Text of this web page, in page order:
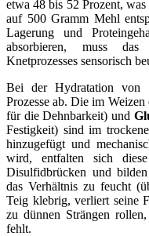
etwa 48 bis 52 Prozent,
auf 500 Gramm Mehl
Lagerung und
absorbieren, muss
Knetprozesses sensorisch
Bei der Hydratation von
Prozesse ab. Die im Weizen
für die Dehnbarkeit) und
Festigkeit) sind im
hinzugefügt und
wird, entfalten sich
Disulfidbrücken und
das Verhältnis zu feucht
Teig klebrig, verliert seine
zu dünnen Strängen
fehlt.